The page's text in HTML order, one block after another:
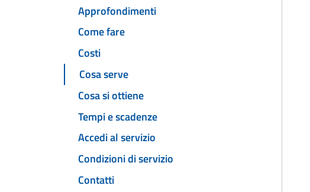
Approfondimenti
Come fare
Costi
Cosa serve
Cosa si ottiene
Tempi e scadenze
Accedi al servizio
Condizioni di servizio
Contatti